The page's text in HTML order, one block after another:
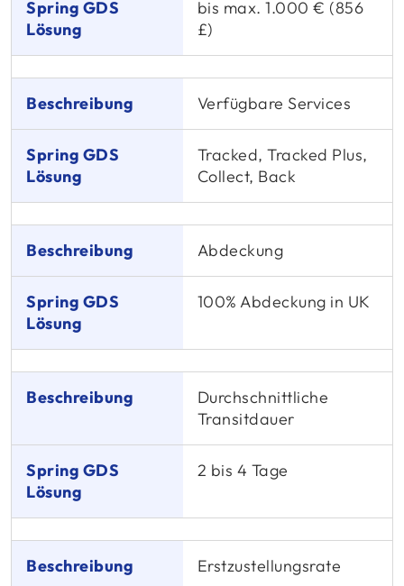
bis max. 1.000 € (856
£)
Verfügbare Services
Tracked, Tracked Plus,
Collect, Back
Abdeckung
100% Abdeckung in UK
Durchschnittliche
Transitdauer
2 bis 4 Tage
Erstzustellungsrate